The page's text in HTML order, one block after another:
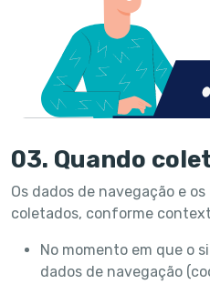
03. Quando
Os dados de navegação e
coletados, conforme
No momento em que o
dados de navegação